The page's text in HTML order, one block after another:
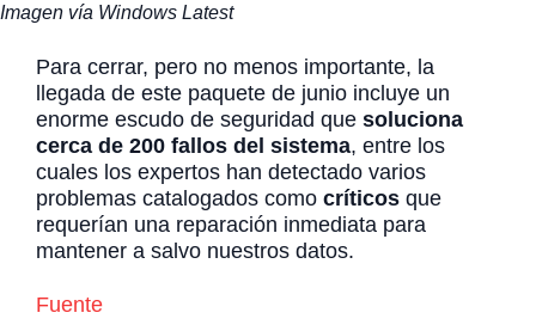
Imagen vía Windows Latest
Para cerrar, pero no menos importante, la
llegada de este paquete de junio incluye un
enorme escudo de seguridad que soluciona
cerca de 200 fallos del sistema, entre los
cuales los expertos han detectado varios
problemas catalogados como críticos que
requerían una reparación inmediata para
mantener a salvo nuestros datos.
Fuente